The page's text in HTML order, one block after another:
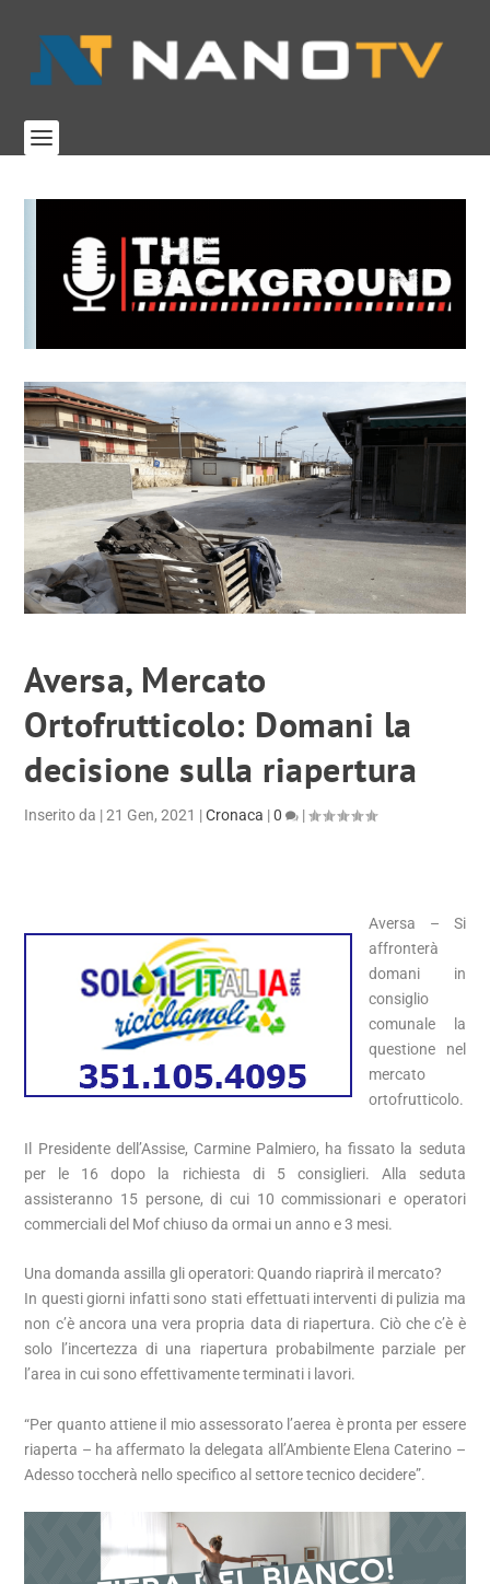
Aversa, Mercato
Ortofrutticolo: Domani la
decisione sulla riapertura
Inserito da |21 Gen, 2021 |Cronaca |0 |
Aversa – Si
affronterà
domani in
consiglio
comunale la
questione nel
mercato
ortofrutticolo.
Il Presidente dell’Assise, Carmine Palmiero, ha fissato la seduta
per le 16 dopo la richiesta di 5 consiglieri. Alla seduta
assisteranno 15 persone, di cui 10 commissionari e operatori
commerciali del Mof chiuso da ormai un anno e 3 mesi.
Una domanda assilla gli operatori: Quando riaprirà il mercato?
In questi giorni infatti sono stati effettuati interventi di pulizia ma
non c’è ancora una vera propria data di riapertura. Ciò che c’è è
solo l’incertezza di una riapertura probabilmente parziale per
l’area in cui sono effettivamente terminati i lavori.
“Per quanto attiene il mio assessorato l’aerea è pronta per essere
riaperta – ha affermato la delegata all’Ambiente Elena Caterino –
Adesso toccherà nello specifico al settore tecnico decidere”.